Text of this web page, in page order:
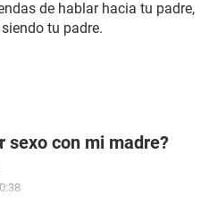
de hablar hacia tu padre,
tu padre.
sexo con mi madre?